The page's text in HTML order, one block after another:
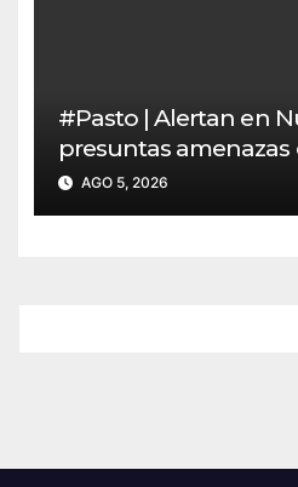
#Pasto | Alertan en
presuntas amenazas
“gota a gota”
AGO 5, 2026